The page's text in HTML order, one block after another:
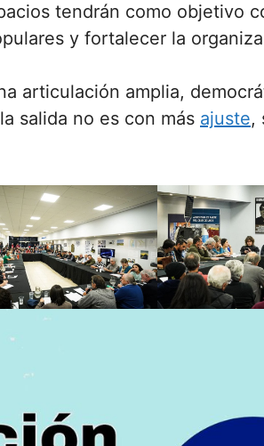
tendrán como objetivo
y fortalecer la
articulación amplia,
salida no es con más ajuste,